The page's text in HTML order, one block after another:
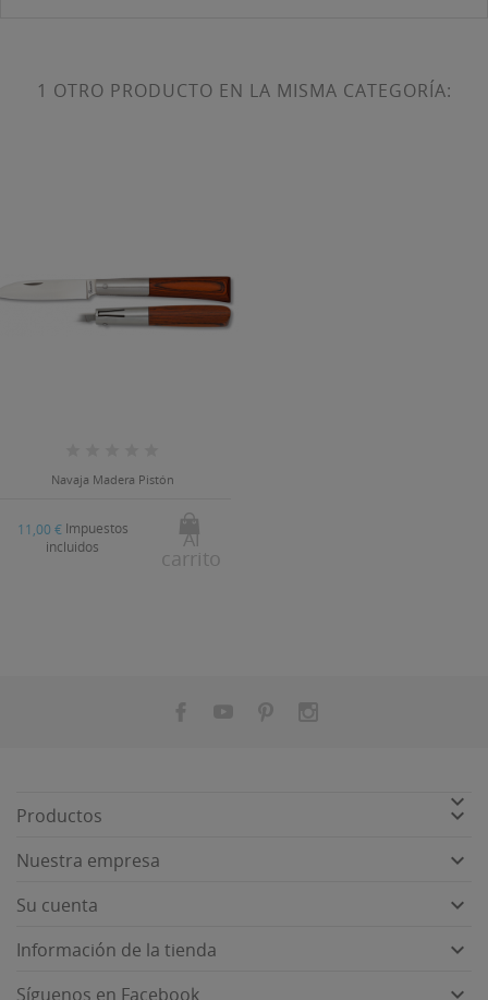
1 OTRO PRODUCTO EN LA MISMA CATEGORÍA:
Navaja Madera Pistón
11,00 € Impuestos
incluidos
Al
carrito

Productos 
Nuestra empresa 
Su cuenta 
Información de la tienda 
Síguenos en Facebook